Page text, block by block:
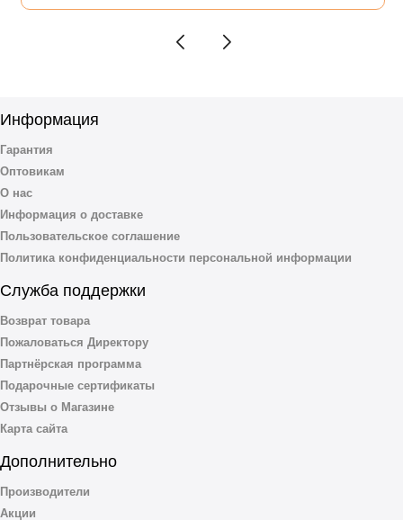
Информация
Гарантия
Оптовикам
О нас
Информация о доставке
Пользовательское соглашение
Политика конфиденциальности персональной информации
Служба поддержки
Возврат товара
Пожаловаться Директору
Партнёрская программа
Подарочные сертификаты
Отзывы о Магазине
Карта сайта
Дополнительно
Производители
Акции